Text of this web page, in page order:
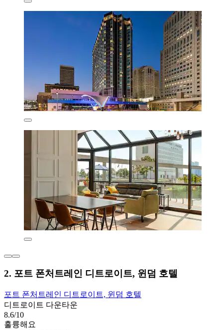
2. 포트 폰처트레인 디트로이트, 윈덤 호텔
포트 폰처트레인 디트로이트, 윈덤 호텔
디트로이트 다운타운
8.6/10
훌륭해요